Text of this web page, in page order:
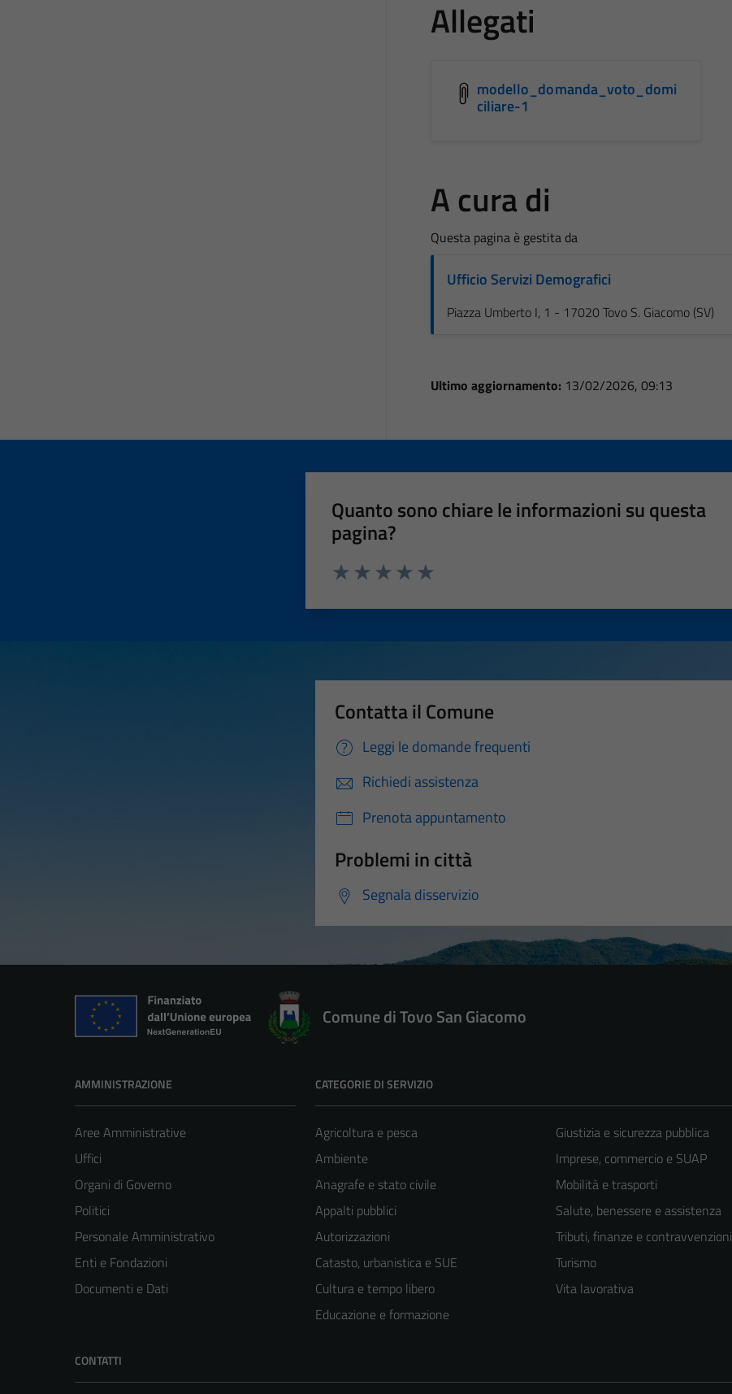
Allegati
modello_domanda_voto_domi
ciliare-1
A cura di
Questa pagina è gestita da
Ufficio Servizi Demografici
Piazza Umberto I, 1 - 17020 Tovo S. Giacomo (SV)
Ultimo aggiornamento: 13/02/2026, 09:13
Quanto sono chiare le informazioni su questa
pagina?
Contatta il Comune
Leggi le domande frequenti
Richiedi assistenza
Prenota appuntamento
Problemi in città
Segnala disservizio
Comune di Tovo San Giacomo
AMMINISTRAZIONE
Aree Amministrative
Uffici
Organi di Governo
Politici
Personale Amministrativo
Enti e Fondazioni
Documenti e Dati
CATEGORIE DI SERVIZIO
Agricoltura e pesca
Ambiente
Anagrafe e stato civile
Appalti pubblici
Autorizzazioni
Catasto, urbanistica e SUE
Cultura e tempo libero
Educazione e formazione
Giustizia e sicurezza pubblica
Imprese, commercio e SUAP
Mobilità e trasporti
Salute, benessere e assistenza
Tributi, finanze e contravvenzioni
Turismo
Vita lavorativa
CONTATTI